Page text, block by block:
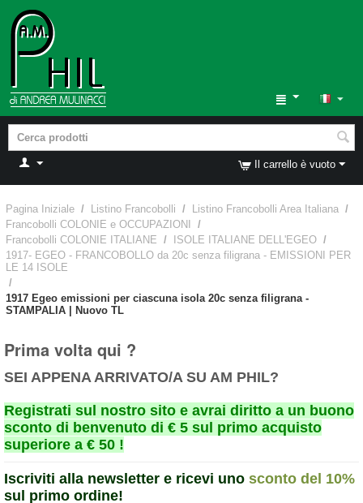
Il carrello è vuoto
Pagina Iniziale / Listino Francobolli / Listino Francobolli Area Italiana /
Francobolli COLONIE e OCCUPAZIONI
/
Francobolli COLONIE ITALIANE / ISOLE ITALIANE DELL'EGEO /
1917- EGEO - FRANCOBOLLO da 20c senza filigrana - EMISSIONI PER
LE 14 ISOLE
/
1917 Egeo emissioni per ciascuna isola 20c senza filigrana -
STAMPALIA | Nuovo TL
Prima volta qui ?
SEI APPENA ARRIVATO/A SU AM PHIL?
Registrati sul nostro sito e avrai diritto a un buono
sconto di benvenuto di € 5 sul primo acquisto
superiore a € 50 !
Iscriviti alla newsletter e ricevi uno sconto del 10%
sul primo ordine!